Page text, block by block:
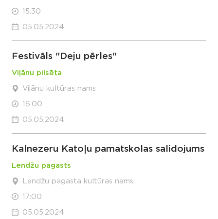
15:30
05.05.2024
Festivāls "Deju pērles"
Viļānu pilsēta
Viļānu kultūras nams
16:00
05.05.2024
Kalnezeru Katoļu pamatskolas salidojums
Lendžu pagasts
Lendžu pagasta kultūras nams
17:00
05.05.2024